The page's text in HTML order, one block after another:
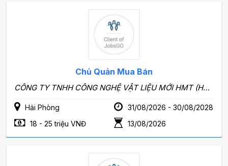
Chủ Quản Mua Bán
CÔNG TY TNHH CÔNG NGHỆ VẬT LIỆU MỚI HMT (HẢI PHÒNG)
Hải Phòng
31/08/2026 - 30/08/2028
18 - 25 triệu VNĐ
13/08/2026